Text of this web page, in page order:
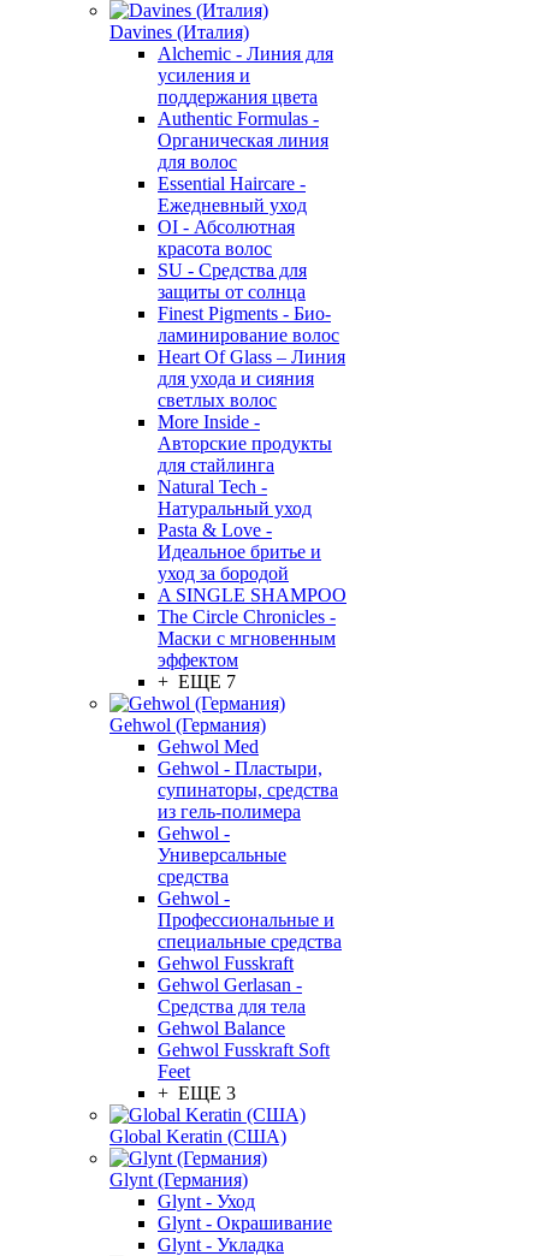
Davines (Италия)
Alchemic - Линия для
усиления и
поддержания цвета
Authentic Formulas -
Органическая линия
для волос
Essential Haircare -
Eжедневный уход
OI - Абсолютная
красота волос
SU - Средства для
защиты от солнца
Finest Pigments - Био-
ламинирование волос
Heart Of Glass – Линия
для ухода и сияния
светлых волос
More Inside -
Авторские продукты
для стайлинга
Natural Tech -
Натуральный уход
Pasta & Love -
Идеальное бритье и
уход за бородой
A SINGLE SHAMPOO
The Circle Chronicles -
Маски с мгновенным
эффектом
+ ЕЩЕ 7
Gehwol (Германия)
Gehwol Med
Gehwol - Пластыри,
супинаторы, средства
из гель-полимера
Gehwol -
Универсальные
средства
Gehwol -
Профессиональные и
специальные средства
Gehwol Fusskraft
Gehwol Gerlasan -
Средства для тела
Gehwol Balance
Gehwol Fusskraft Soft
Feet
+ ЕЩЕ 3
Global Keratin (США)
Glynt (Германия)
Glynt - Уход
Glynt - Окрашивание
Glynt - Укладка